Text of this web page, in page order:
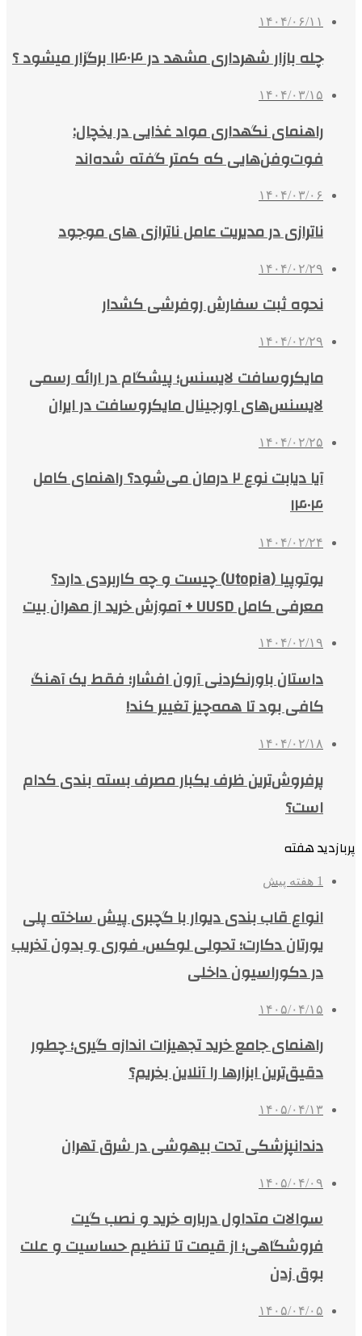
۱۴۰۴/۰۶/۱۱
چله بازار شهرداری مشهد در ۱۴۰۴ برگزار میشود ؟
۱۴۰۴/۰۳/۱۵
راهنمای نگهداری مواد غذایی در یخچال:
فوت‌وفن‌هایی که کمتر گفته شده‌اند
۱۴۰۴/۰۳/۰۶
ناترازی در مدیریت عامل ناترازی های موجود
۱۴۰۴/۰۲/۲۹
نحوه ثبت سفارش روفرشی کشدار
۱۴۰۴/۰۲/۲۹
مایکروسافت لایسنس؛ پیشگام در ارائه رسمی
لایسنس‌های اورجینال مایکروسافت در ایران
۱۴۰۴/۰۲/۲۵
آیا دیابت نوع ۲ درمان می‌شود؟ راهنمای کامل
۱۴۰۴
۱۴۰۴/۰۲/۲۴
یوتوپیا (Utopia) چیست و چه کاربردی دارد؟
معرفی کامل UUSD + آموزش خرید از مهران بیت
۱۴۰۴/۰۲/۱۹
داستان باورنکردنی آرون افشار؛ فقط یک آهنگ
کافی بود تا همه‌چیز تغییر کند!
۱۴۰۴/۰۲/۱۸
پرفروش‌ترین ظرف یکبار مصرف بسته بندی کدام
است؟
پربازدید هفته
1 هفته پیش
انواع قاب بندی دیوار با گچبری پیش ساخته پلی
یورتان دکارت؛ تحولی لوکس، فوری و بدون تخریب
در دکوراسیون داخلی
۱۴۰۵/۰۴/۱۵
راهنمای جامع خرید تجهیزات اندازه گیری؛ چطور
دقیق‌ترین ابزارها را آنلاین بخریم؟
۱۴۰۵/۰۴/۱۳
دندانپزشکی تحت بیهوشی در شرق تهران
۱۴۰۵/۰۴/۰۹
سوالات متداول درباره خرید و نصب گیت
فروشگاهی؛ از قیمت تا تنظیم حساسیت و علت
بوق زدن
۱۴۰۵/۰۴/۰۵